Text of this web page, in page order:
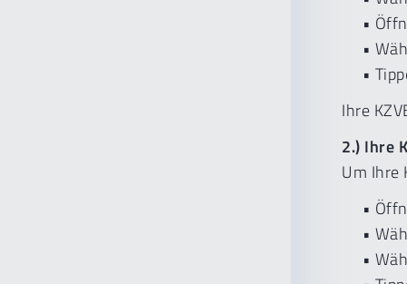
•
•
•
Ihre
2.) Ihre
Um Ihre
•
•
•